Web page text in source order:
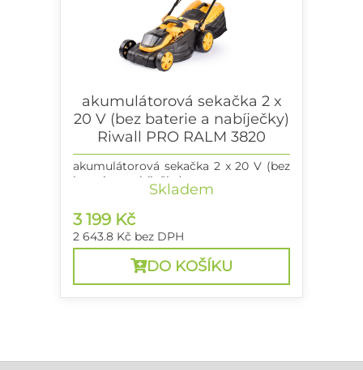
akumulátorová sekačka 2 x
20 V (bez baterie a nabíječky)
Riwall PRO RALM 3820
akumulátorová sekačka 2 x 20 V (bez
baterie a nabíječky)Skladem
3 199 Kč
2 643.8 Kč bez DPH
DO KOŠÍKU